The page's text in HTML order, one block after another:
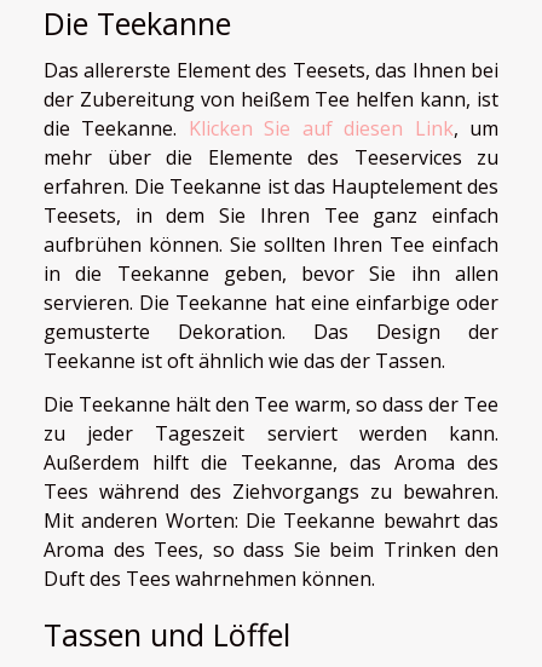
Die Teekanne
Das allererste Element des Teesets, das Ihnen bei
der Zubereitung von heißem Tee helfen kann, ist
die Teekanne. Klicken Sie auf diesen Link, um
mehr über die Elemente des Teeservices zu
erfahren. Die Teekanne ist das Hauptelement des
Teesets, in dem Sie Ihren Tee ganz einfach
aufbrühen können. Sie sollten Ihren Tee einfach
in die Teekanne geben, bevor Sie ihn allen
servieren. Die Teekanne hat eine einfarbige oder
gemusterte Dekoration. Das Design der
Teekanne ist oft ähnlich wie das der Tassen.
Die Teekanne hält den Tee warm, so dass der Tee
zu jeder Tageszeit serviert werden kann.
Außerdem hilft die Teekanne, das Aroma des
Tees während des Ziehvorgangs zu bewahren.
Mit anderen Worten: Die Teekanne bewahrt das
Aroma des Tees, so dass Sie beim Trinken den
Duft des Tees wahrnehmen können.
Tassen und Löffel